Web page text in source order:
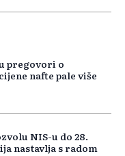
pregovori o
nafte pale više
NIS-u do 28.
nastavlja s radom